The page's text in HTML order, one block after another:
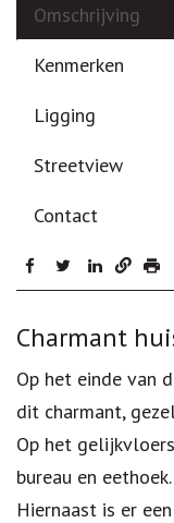
Omschrijving
Kenmerken
Ligging
Streetview
Contact
facebook
twitterlinkedin
Charmant
Op het einde van
dit charmant,
Op het
bureau en eethoek.
Hiernaast is er